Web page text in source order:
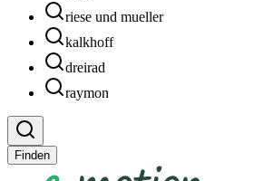
riese und mueller
kalkhoff
dreirad
raymon
Finden